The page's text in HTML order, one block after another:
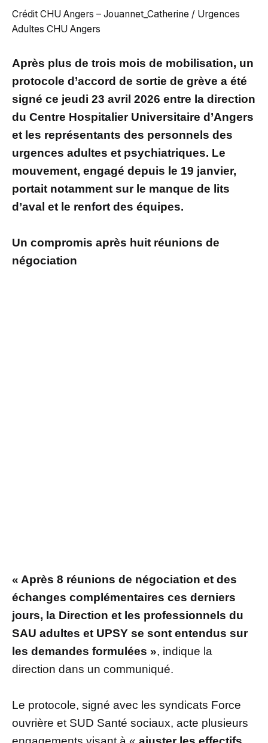
Crédit CHU Angers – Jouannet_Catherine / Urgences
Adultes CHU Angers
Après plus de trois mois de mobilisation, un
protocole d’accord de sortie de grève a été
signé ce jeudi 23 avril 2026 entre la direction
du Centre Hospitalier Universitaire d’Angers
et les représentants des personnels des
urgences adultes et psychiatriques. Le
mouvement, engagé depuis le 19 janvier,
portait notamment sur le manque de lits
d’aval et le renfort des équipes.
Un compromis après huit réunions de
négociation
« Après 8 réunions de négociation et des
échanges complémentaires ces derniers
jours, la Direction et les professionnels du
SAU adultes et UPSY se sont entendus sur
les demandes formulées », indique la
direction dans un communiqué.
Le protocole, signé avec les syndicats Force
ouvrière et SUD Santé sociaux, acte plusieurs